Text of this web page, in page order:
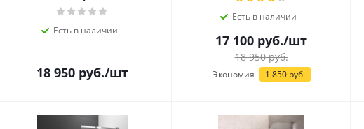
Есть в наличии
18 950 руб./шт
Есть в наличии
17 100 руб./шт
18 950руб.
Экономия 1 850руб.